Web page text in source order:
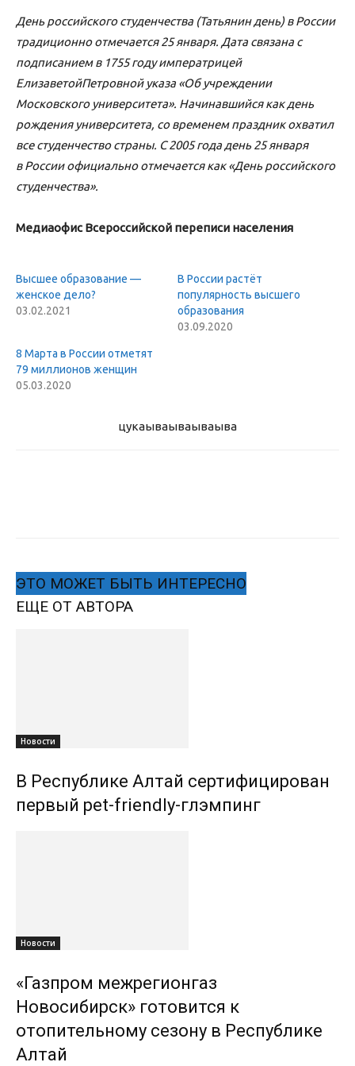
День российского студенчества (Татьянин день) в России
традиционно отмечается 25 января. Дата связана с
подписанием в 1755 году императрицей
ЕлизаветойПетровной указа «Об учреждении
Московского университета». Начинавшийся как день
рождения университета, со временем праздник охватил
все студенчество страны. С 2005 года день 25 января
в России официально отмечается как «День российского
студенчества».
Медиаофис Всероссийской переписи населения
Высшее образование —
женское дело?
03.02.2021
В России растёт
популярность высшего
образования
03.09.2020
8 Марта в России отметят
79 миллионов женщин
05.03.2020
цукаываываываыва
ЭТО МОЖЕТ БЫТЬ ИНТЕРЕСНО
ЕЩЕ ОТ АВТОРА
Новости
В Республике Алтай сертифицирован
первый pet-friendly-глэмпинг
Новости
«Газпром межрегионгаз
Новосибирск» готовится к
отопительному сезону в Республике
Алтай